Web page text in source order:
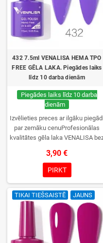
432 7.5ml VENALISA HEMA TPO
FREE GĒLA LAKA. Piegādes laiks
līdz 10 darba dienām
Piegādes laiks līdz 10 darba
dienām
Izvēlieties preces ar ilgāku
par zemāku cenuProfesionālas
kvalitātes gēla laka VENALISA
krāsu izvēle, lieliska sacietēšana
UV/LED lampās un ilgstoša
noturība. Katrs flakons iepakots
kastītē – pirmo reizi to atvērsiet
tikai jūs.
3,90 €
PIRKT
TIKAI TIEŠSAISTĒ JAUNS